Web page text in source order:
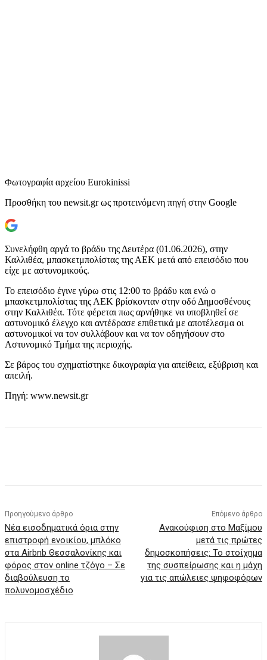
Φωτογραφία αρχείου Eurokinissi
Προσθήκη του newsit.gr ως προτεινόμενη πηγή στην Google
Συνελήφθη αργά το βράδυ της Δευτέρα (01.06.2026), στην
Καλλιθέα, μπασκετμπολίστας της ΑΕΚ μετά από επεισόδιο που
είχε με αστυνομικούς.
Το επεισόδιο έγινε γύρω στις 12:00 το βράδυ και ενώ ο
μπασκετμπολίστας της ΑΕΚ βρίσκονταν στην οδό Δημοσθένους
στην Καλλιθέα. Τότε φέρεται πως αρνήθηκε να υποβληθεί σε
αστυνομικό έλεγχο και αντέδρασε επιθετικά με αποτέλεσμα οι
αστυνομικοί να τον συλλάβουν και να τον οδηγήσουν στο
Αστυνομικό Τμήμα της περιοχής.
Σε βάρος του σχηματίστηκε δικογραφία για απείθεια, εξύβριση και
απειλή.
Πηγή: www.newsit.gr
Προηγούμενο άρθρο
Νέα εισοδηματικά όρια στην
επιστροφή ενοικίου, μπλόκο
στα Airbnb Θεσσαλονίκης και
φόρος στον online τζόγο – Σε
διαβούλευση το
πολυνομοσχέδιο
Επόμενο άρθρο
Ανακούφιση στο Μαξίμου
μετά τις πρώτες
δημοσκοπήσεις: Το στοίχημα
της συσπείρωσης και η μάχη
για τις απώλειες ψηφοφόρων